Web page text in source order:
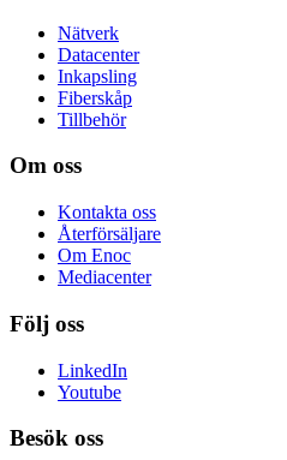
Nätverk
Datacenter
Inkapsling
Fiberskåp
Tillbehör
Om oss
Kontakta oss
Återförsäljare
Om Enoc
Mediacenter
Följ oss
LinkedIn
Youtube
Besök oss